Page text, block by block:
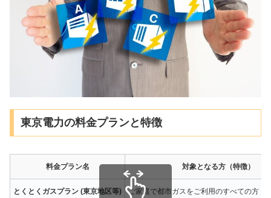
東京電力の料金プランと特徴
料金プラン名 対象となる方（特徴）
とくとくガスプラン (東京地区等) ご家庭で都市ガスをご利用のすべての方